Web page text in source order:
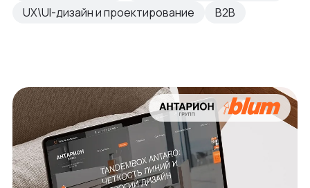
UX\UI-дизайн и проектирование
B2B